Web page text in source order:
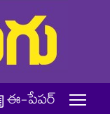
ఈ-పేపర్